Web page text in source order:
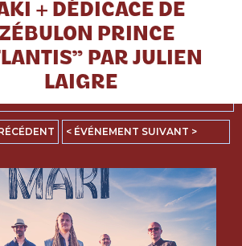
+ DÉDICACE DE
PRINCE
PAR JULIEN
LAIGRE
< ÉVÉNEMENT SUIVANT >